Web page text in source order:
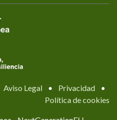
Aviso Legal • Privacidad
•
Política de cookies